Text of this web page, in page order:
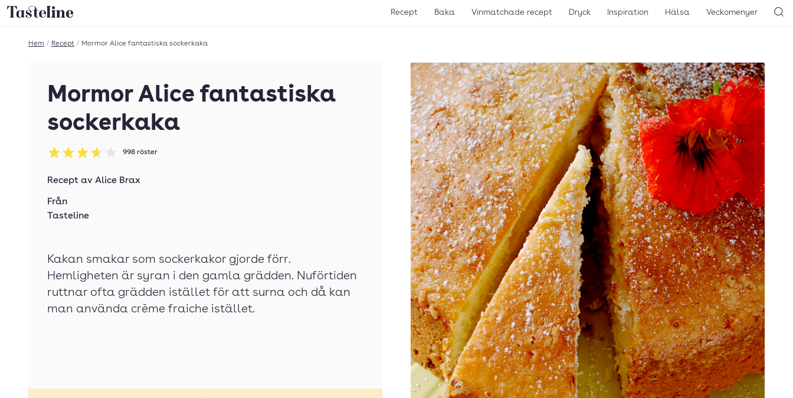
Till Tastelines startsida Recept Baka Vinmatchade recept Dryck Inspiration Hälsa Veckomenyer
Hem / Recept / Mormor Alice fantastiska sockerkaka
Mormor Alice fantastiska
sockerkaka
Betyg: 3.67 av 5
998 röster
Recept av Alice Brax
Från
Tasteline
Kakan smakar som sockerkakor gjorde förr.
Hemligheten är syran i den gamla grädden. Nuförtiden
ruttnar ofta grädden istället för att surna och då kan
man använda crème fraiche istället.